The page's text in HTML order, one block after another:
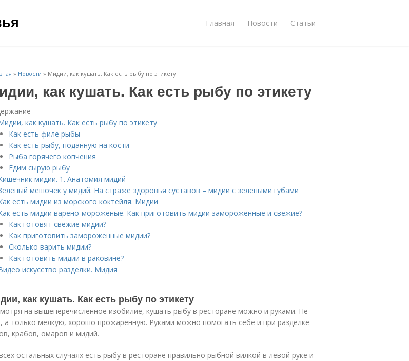
Главная Новости Статьи
» Новости » Мидии, как кушать. Как есть рыбу по этикету
как кушать. Как есть рыбу по этикету
как кушать. Как есть рыбу по этикету
Как есть филе рыбы
Как есть рыбу, поданную на кости
Рыба горячего копчения
Едим сырую рыбу
мидии. 1. Анатомия мидий
мешочек у мидий. На страже здоровья суставов – мидии с зелёными губами
есть мидии из морского коктейля. Мидии
есть мидии варено-мороженые. Как приготовить мидии замороженные и свежие?
Как готовят свежие мидии?
Как приготовить замороженные мидии?
Сколько варить мидии?
Как готовить мидии в раковине?
искусство разделки. Мидия
как кушать. Как есть рыбу по этикету
на вышеперечисленное изобилие, кушать рыбу в ресторане можно и руками. Не
а только мелкую, хорошо прожаренную. Руками можно помогать себе и при разделке
крабов, омаров и мидий.
остальных случаях есть рыбу в ресторане правильно рыбной вилкой в левой руке и